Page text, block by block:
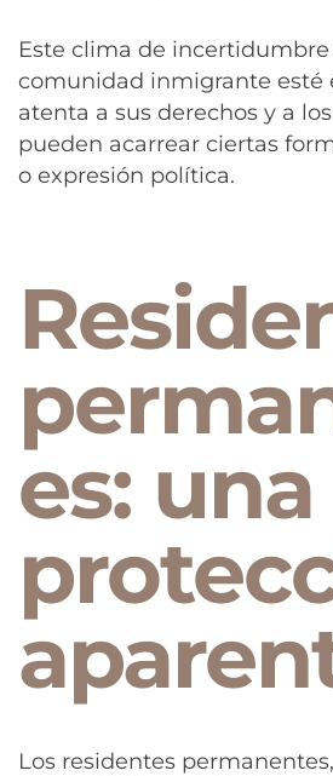
Este clima de
comunidad inmigrante esté
atenta a sus derechos y a
pueden acarrear ciertas
o expresión política.
es: una
Los residentes